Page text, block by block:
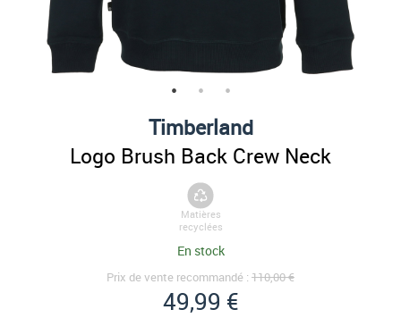
Timberland
Logo Brush Back Crew Neck
Matières
recyclées
En stock
Prix de vente recommandé : 110,00 €
49,99 €